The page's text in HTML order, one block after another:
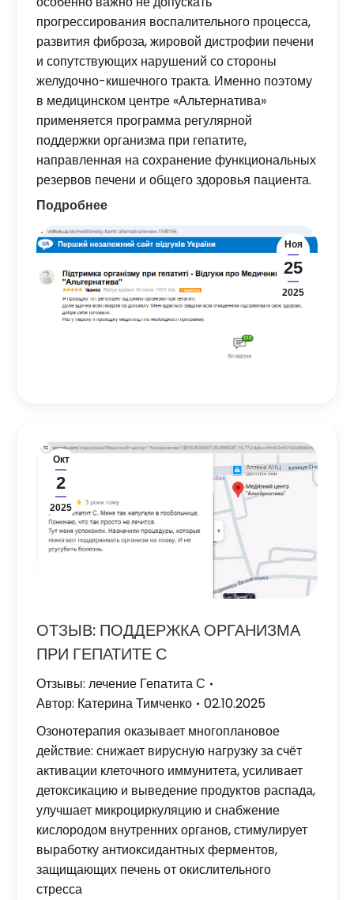
прогрессирования воспалительного процесса,
развития фиброза, жировой дистрофии печени
и сопутствующих нарушений со стороны
желудочно-кишечного тракта. Именно поэтому
в медицинском центре «Альтернатива»
применяется программа регулярной
поддержки организма при гепатите,
направленная на сохранение функциональных
резервов печени и общего здоровья пациента.
Подробнее
Ноя
25
2025
Окт
2
2025
ОТЗЫВ: ПОДДЕРЖКА ОРГАНИЗМА
ПРИ ГЕПАТИТЕ С
Отзывы: лечение Гепатита С
Автор: Катерина Тимченко
02.10.2025
Озонотерапия оказывает многоплановое
действие: снижает вирусную нагрузку за счёт
активации клеточного иммунитета, усиливает
детоксикацию и выведение продуктов распада,
улучшает микроциркуляцию и снабжение
кислородом внутренних органов, стимулирует
выработку антиоксидантных ферментов,
защищающих печень от окислительного
стресса